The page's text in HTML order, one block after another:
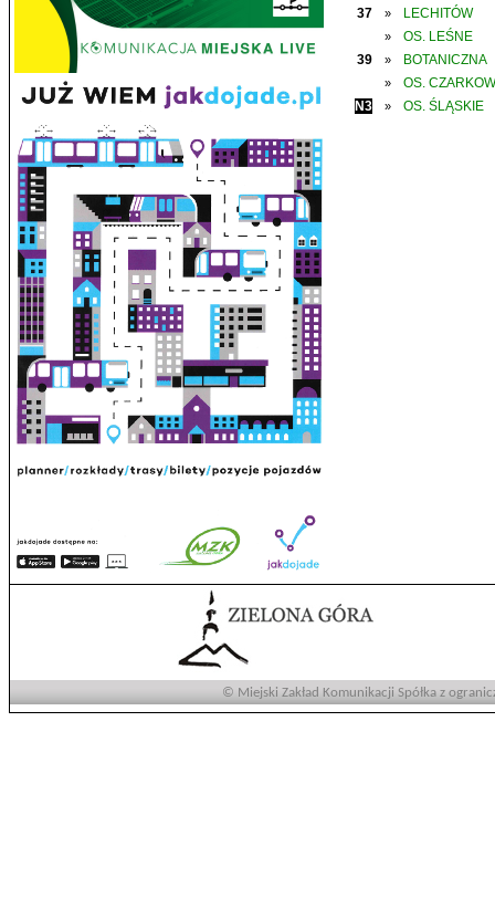
37
» LECHITÓW
»
OS. LEŚNE
39
» BOTANICZNA
»
OS.
N3
» OS. ŚLĄSKIE
© Miejski Zakład Komunikacji Spółka z